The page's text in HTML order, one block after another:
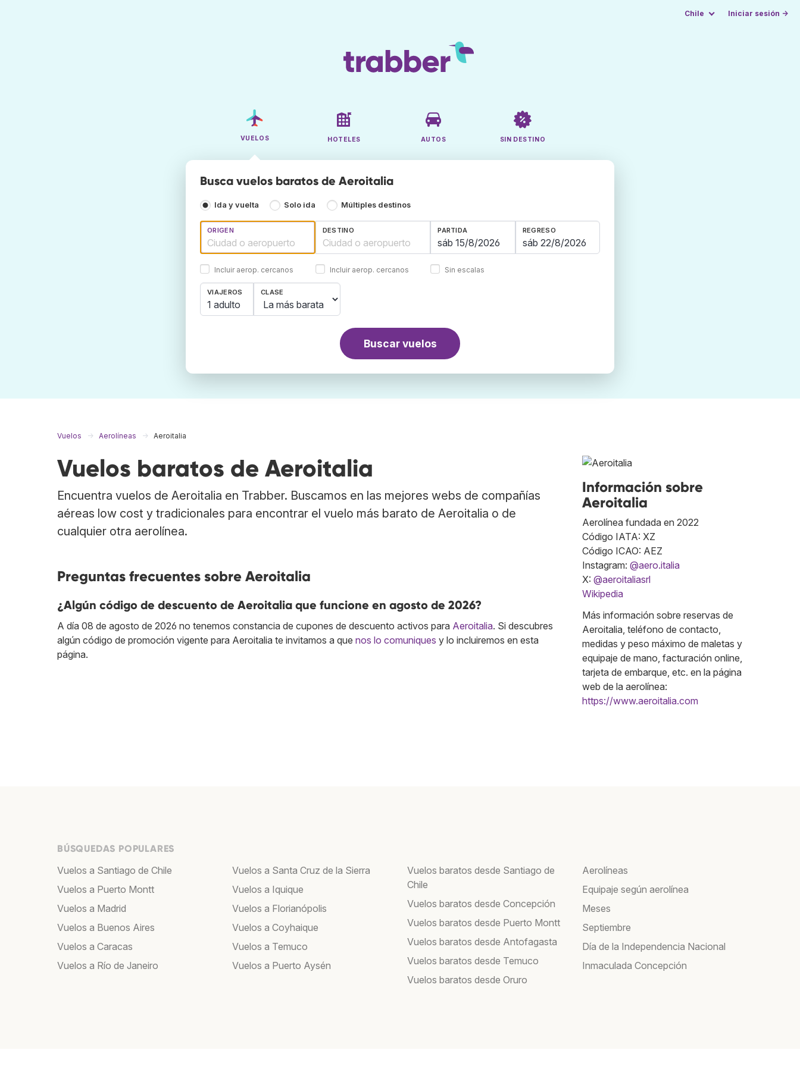
Chile Iniciar sesión →
VUELOS HOTELES AUTOS SIN DESTINO
Busca vuelos baratos de Aeroitalia
Ida y vuelta Solo ida Múltiples destinos
ORIGEN
Incluir aerop. cercanos
DESTINO
Incluir aerop. cercanos
PARTIDA REGRESO
Sin escalas
VIAJEROS
1 adulto
CLASE
Buscar vuelos
Vuelos Aerolíneas Aeroitalia
Vuelos baratos de Aeroitalia
Encuentra vuelos de Aeroitalia en Trabber. Buscamos en las mejores webs de compañías
aéreas low cost y tradicionales para encontrar el vuelo más barato de Aeroitalia o de
cualquier otra aerolínea.
Preguntas frecuentes sobre Aeroitalia
¿Algún código de descuento de Aeroitalia que funcione en agosto de 2026?
A día 08 de agosto de 2026 no tenemos constancia de cupones de descuento activos para Aeroitalia. Si descubres
algún código de promoción vigente para Aeroitalia te invitamos a que nos lo comuniques y lo incluiremos en esta
página.
Información sobre
Aeroitalia
Aerolínea fundada en 2022
Código IATA: XZ
Código ICAO: AEZ
Instagram: @aero.italia
X: @aeroitaliasrl
Wikipedia
Más información sobre reservas de
Aeroitalia, teléfono de contacto,
medidas y peso máximo de maletas y
equipaje de mano, facturación online,
tarjeta de embarque, etc. en la página
web de la aerolínea:
https://www.aeroitalia.com
BÚSQUEDAS POPULARES
Vuelos a Santiago de Chile
Vuelos a Puerto Montt
Vuelos a Madrid
Vuelos a Buenos Aires
Vuelos a Caracas
Vuelos a Río de Janeiro
Vuelos a Santa Cruz de la Sierra
Vuelos a Iquique
Vuelos a Florianópolis
Vuelos a Coyhaique
Vuelos a Temuco
Vuelos a Puerto Aysén
Vuelos baratos desde Santiago de
Chile
Vuelos baratos desde Concepción
Vuelos baratos desde Puerto Montt
Vuelos baratos desde Antofagasta
Vuelos baratos desde Temuco
Vuelos baratos desde Oruro
Aerolíneas
Equipaje según aerolínea
Meses
Septiembre
Día de la Independencia Nacional
Inmaculada Concepción